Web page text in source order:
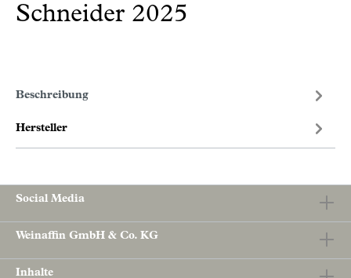
Schneider 2025
Beschreibung
Hersteller
Social Media
Weinaffin GmbH & Co. KG
Inhalte